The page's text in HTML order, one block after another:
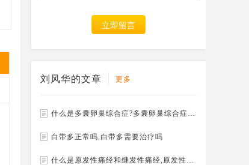
立即留言
刘风华的文章 更多
什么是多囊卵巢综合症?多囊卵巢综合症的发病几率是多少
白带多正常吗,白带多需要治疗吗
什么是原发性痛经和继发性痛经,原发性痛经和继发性痛经怎么治疗